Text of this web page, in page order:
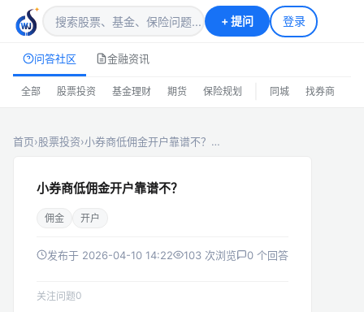
+提问 登录
问答社区 金融资讯
全部 股票投资 基金理财 期货 保险规划 同城 找券商
首页›股票投资›小券商低佣金开户靠谱不？…
小券商低佣金开户靠谱不？
佣金 开户
发布于 2026-04-10 14:22 103 次浏览 0 个回答
关注问题0